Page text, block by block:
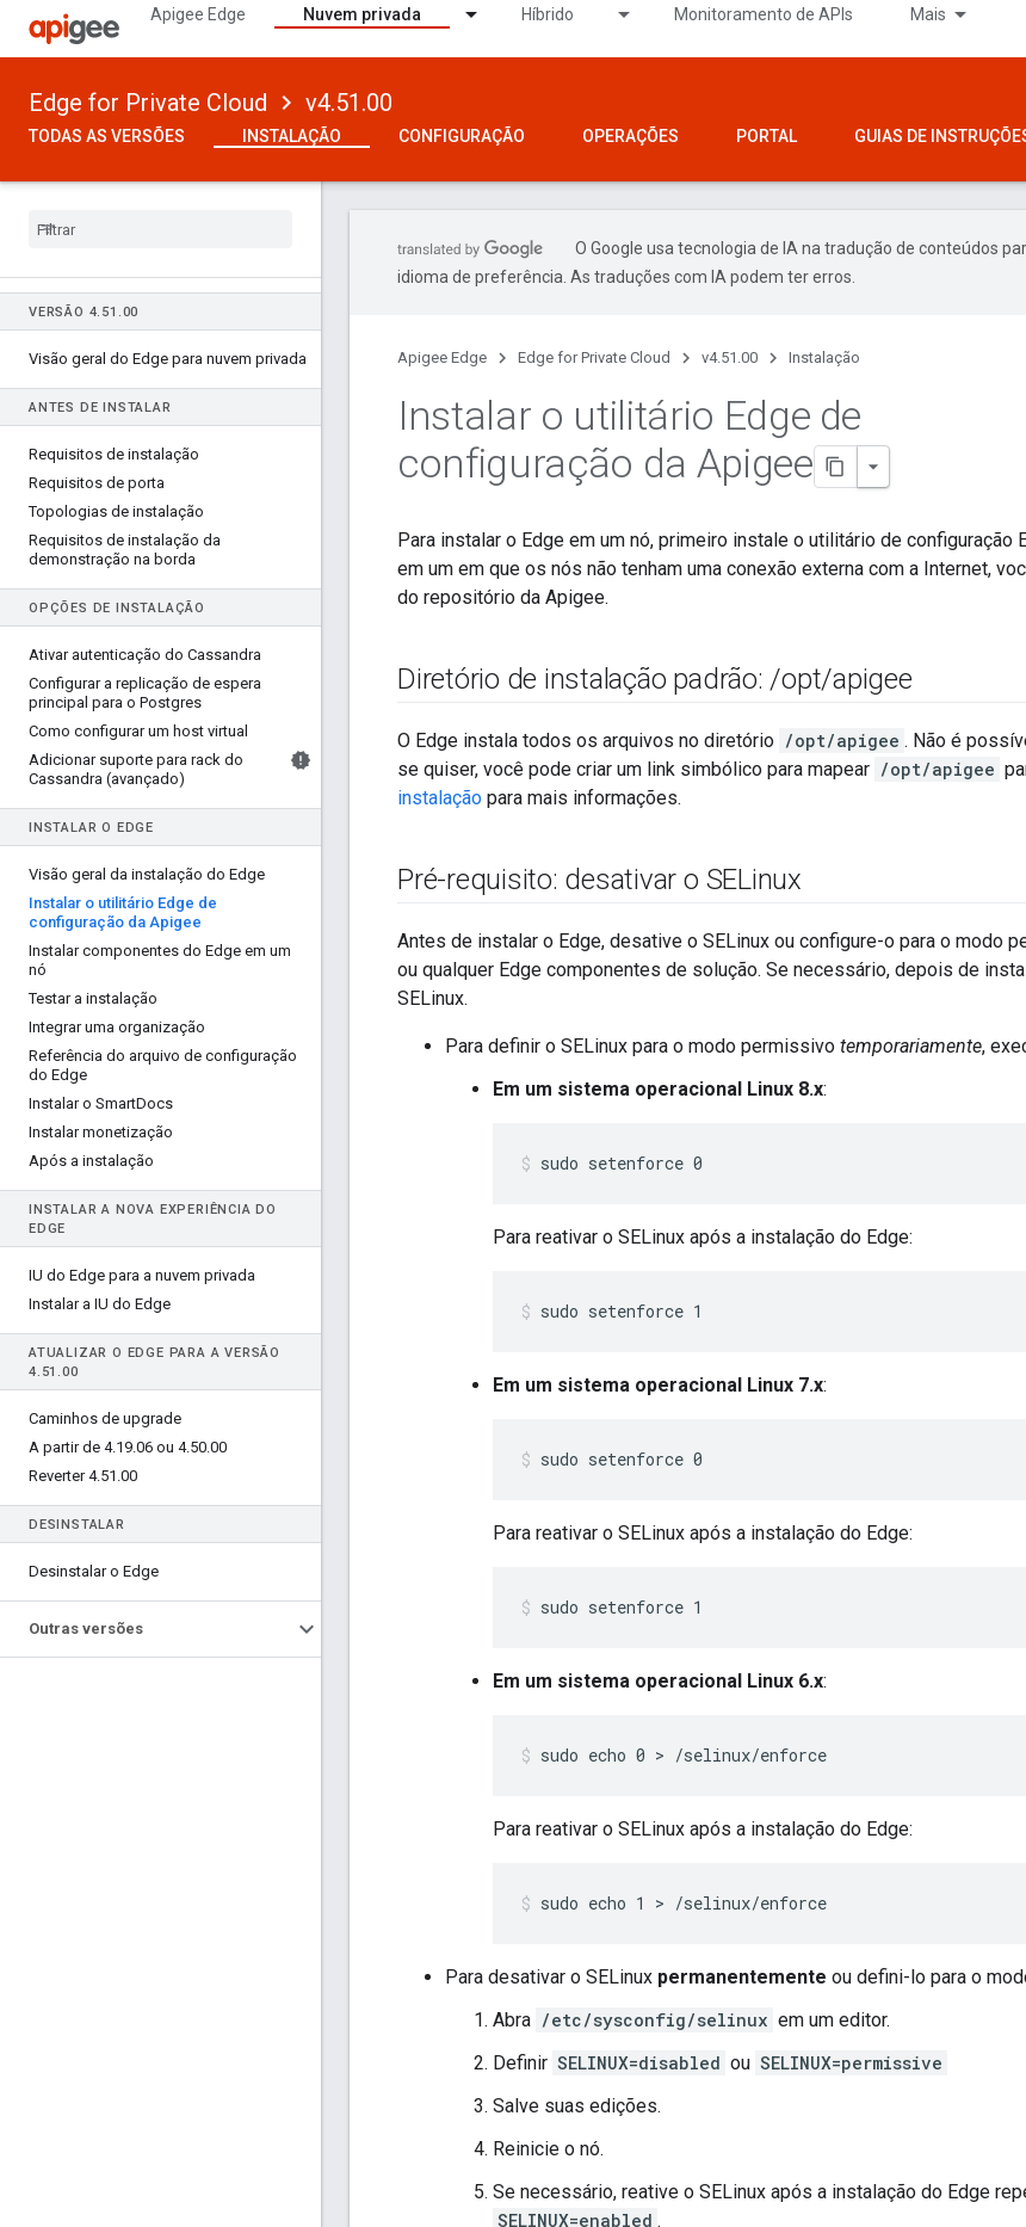
Apigee Edge Nuvem privada Híbrido Monitoramento de APIs Mais
Edge for Private Cloud v4.51.00
TODAS AS VERSÕES INSTALAÇÃO CONFIGURAÇÃO OPERAÇÕES PORTAL GUIAS DE
VERSÃO 4. 51 .00
Visão geral do Edge para nuvem privada
ANTES DE INSTALAR
Requisitos de instalação
Requisitos de porta
Topologias de instalação
Requisitos de instalação da
demonstração na borda
OPÇÕES DE INSTALAÇÃO
Ativar autenticação do Cassandra
Configurar a replicação de espera
principal para o Postgres
Como configurar um host virtual
Adicionar suporte para rack do
Cassandra (avançado)
INSTALAR O EDGE
Visão geral da instalação do Edge
Instalar o utilitário Edge de
configuração da Apigee
Instalar componentes do Edge em um
nó
Testar a instalação
Integrar uma organização
Referência do arquivo de configuração
do Edge
Instalar o SmartDocs
Instalar monetização
Após a instalação
INSTALAR A NOVA EXPERIÊNCIA DO
EDGE
IU do Edge para a nuvem privada
Instalar a IU do Edge
ATUALIZAR O EDGE PARA A VERSÃO
4. 51 .00
Caminhos de upgrade
A partir de 4.19.06 ou 4.50.00
Reverter 4.51 .00
DESINSTALAR
Desinstalar o Edge
Outras versões
O Google usa tecnologia de IA na tradução de conteúdos
idioma de preferência. As traduções com IA podem ter erros.
Apigee Edge Edge for Private Cloud v4.51.00 Instalação
Instalar o utilitário Edge de
configuração da Apigee
Para instalar o Edge em um nó, primeiro instale o utilitário de
em um em que os nós não tenham uma conexão externa com a Internet,
do repositório da Apigee.
Diretório de instalação padrão: /opt/apigee
O Edge instala todos os arquivos no diretório /opt/apigee . Não é
se quiser, você pode criar um link simbólico para mapear /opt/apigee
instalação para mais informações.
Pré-requisito: desativar o SELinux
Antes de instalar o Edge, desative o SELinux ou configure-o para o modo
ou qualquer Edge componentes de solução. Se necessário, depois de
SELinux.
Para definir o SELinux para o modo permissivo temporariamente,
Em um sistema operacional Linux 8.x:
sudo setenforce 0
Para reativar o SELinux após a instalação do Edge:
sudo setenforce 1
Em um sistema operacional Linux 7.x:
sudo setenforce 0
Para reativar o SELinux após a instalação do Edge:
sudo setenforce 1
Em um sistema operacional Linux 6.x:
sudo echo 0 > /selinux/enforce
Para reativar o SELinux após a instalação do Edge:
sudo echo 1 > /selinux/enforce
Para desativar o SELinux permanentemente ou defini-lo para o
Abra /etc/sysconfig/selinux em um editor.
Definir SELINUX=disabled ou SELINUX=permissive
Salve suas edições.
Reinicie o nó.
Se necessário, reative o SELinux após a instalação do Edge
SELINUX=enabled .